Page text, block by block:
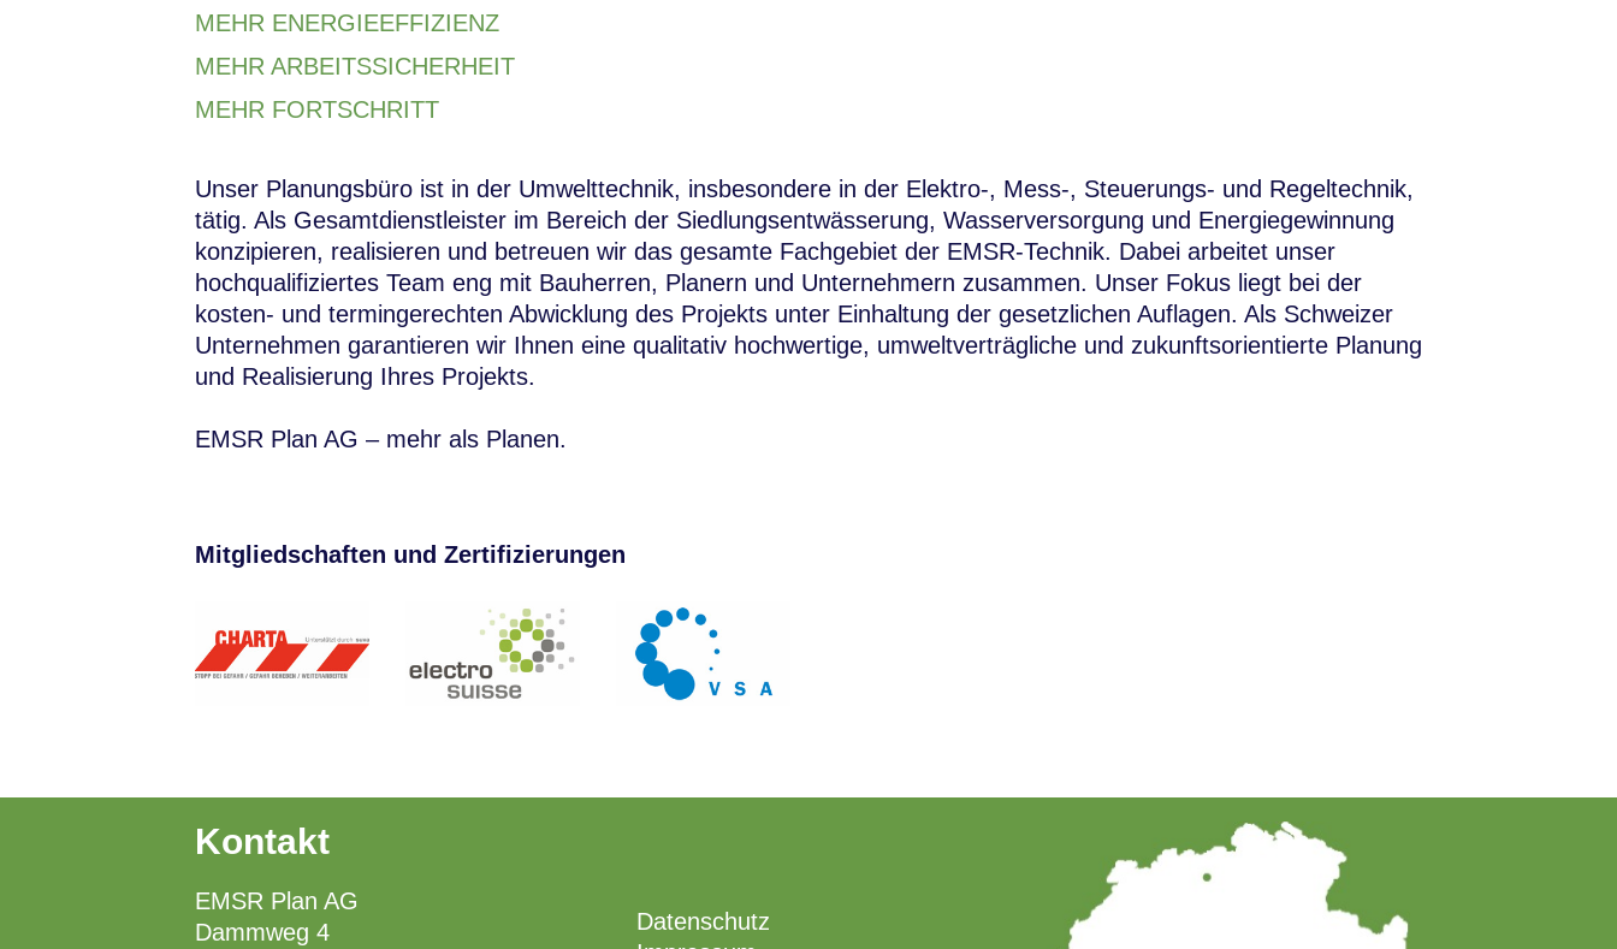
MEHR ENERGIEEFFIZIENZ
MEHR ARBEITSSICHERHEIT
MEHR FORTSCHRITT
Unser Planungsbüro ist in der Umwelttechnik, insbesondere in der Elektro-, Mess-, Steuerungs- und Regeltechnik,
tätig. Als Gesamtdienstleister im Bereich der Siedlungsentwässerung, Wasserversorgung und Energiegewinnung
konzipieren, realisieren und betreuen wir das gesamte Fachgebiet der EMSR-Technik. Dabei arbeitet unser
hochqualifiziertes Team eng mit Bauherren, Planern und Unternehmern zusammen. Unser Fokus liegt bei der
kosten- und termingerechten Abwicklung des Projekts unter Einhaltung der gesetzlichen Auflagen. Als Schweizer
Unternehmen garantieren wir Ihnen eine qualitativ hochwertige, umweltverträgliche und zukunftsorientierte Planung
und Realisierung Ihres Projekts.
EMSR Plan AG – mehr als Planen.
Mitgliedschaften und Zertifizierungen
Kontakt
EMSR Plan AG
Dammweg 4
Datenschutz